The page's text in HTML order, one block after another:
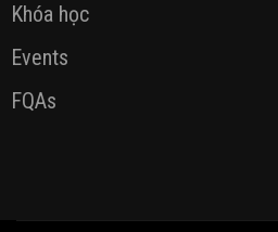
Khóa học
Events
FQAs